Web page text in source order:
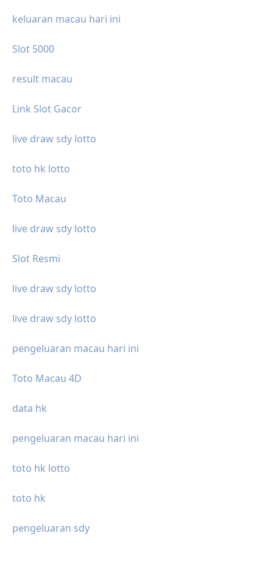
keluaran macau hari ini
Slot 5000
result macau
Link Slot Gacor
live draw sdy lotto
toto hk lotto
Toto Macau
live draw sdy lotto
Slot Resmi
live draw sdy lotto
live draw sdy lotto
pengeluaran macau hari ini
Toto Macau 4D
data hk
pengeluaran macau hari ini
toto hk lotto
toto hk
pengeluaran sdy